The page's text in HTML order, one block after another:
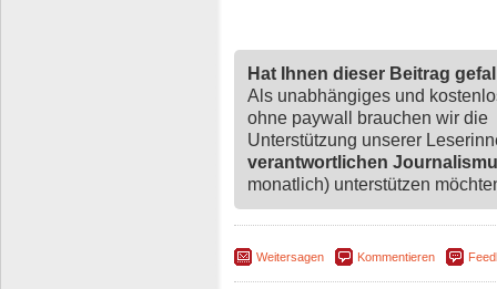
Hat Ihnen dieser Beitrag
Als unabhängiges und
ohne paywall brauchen wir die
Unterstützung unserer
verantwortlichen
monatlich) unterstützen
Weitersagen Kommentieren